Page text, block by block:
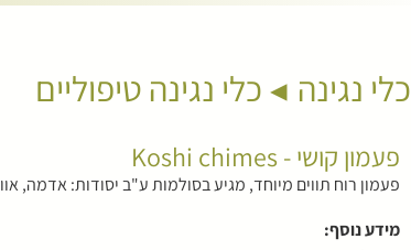
כלי נגינה כלי נגינה טיפוליים
פעמון קושי - Koshi chimes
פעמון רוח תווים מיוחד, מגיע בסולמות ע"ב יסודות: אדמה,
מידע נוסף: